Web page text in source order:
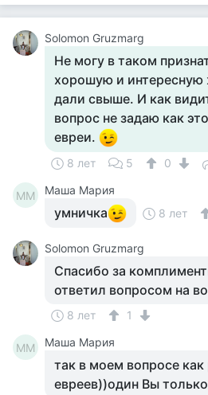
Solomon Gruzmarg
Не могу в таком
хорошую и интересную
дали свыше. И как
вопрос не задаю как
евреи.
8 лет 5 0
ММ Маша Мария
умничка 8 лет
Solomon Gruzmarg
Спасибо за
ответил вопросом на
8 лет 1
ММ Маша Мария
так в моем вопросе как
евреев))один Вы